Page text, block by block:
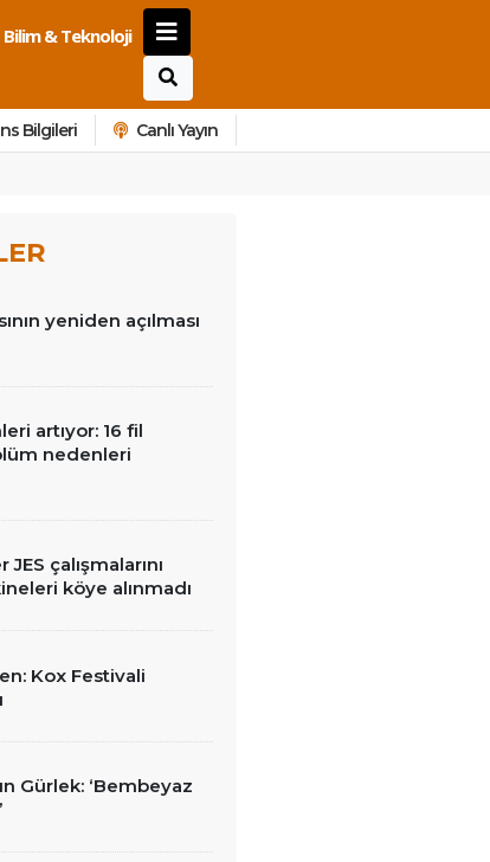
Bilim & Teknoloji
Bilgileri Canlı Yayın
yeniden açılması
artıyor: 16 fil
nedenleri
çalışmalarını
köye alınmadı
Kox Festivali
Gürlek: ‘Bembeyaz